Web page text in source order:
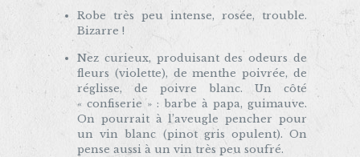
Robe très peu intense, rosée, trouble.
Bizarre !
Nez curieux, produisant des odeurs de
fleurs (violette), de menthe poivrée, de
réglisse, de poivre blanc. Un côté
« confiserie » : barbe à papa, guimauve.
On pourrait à l’aveugle pencher pour
un vin blanc (pinot gris opulent). On
pense aussi à un vin très peu soufré.